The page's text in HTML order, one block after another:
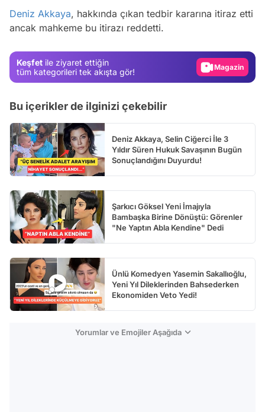
Deniz Akkaya, hakkında çıkan tedbir kararına itiraz etti
ancak mahkeme bu itirazı reddetti.
Keşfet ile ziyaret ettiğin
tüm kategorileri tek akışta gör!
Video
Bu içerikler de ilginizi çekebilir
Deniz Akkaya, Selin Ciğerci İle 3
Yıldır Süren Hukuk Savaşının Bugün
Sonuçlandığını Duyurdu!
Şarkıcı Göksel Yeni İmajıyla
Bambaşka Birine Dönüştü: Görenler
"Ne Yaptın Abla Kendine" Dedi
Ünlü Komedyen Yasemin Sakallıoğlu,
Yeni Yıl Dileklerinden Bahsederken
Ekonomiden Veto Yedi!
Yorumlar ve Emojiler Aşağıda